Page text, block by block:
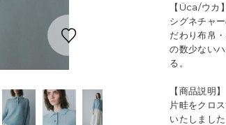
【Üca/ウカ】
シグネチャ
だわり布帛
の数少ない
る。
【商品説明】
片畦をクロ
いたしまし